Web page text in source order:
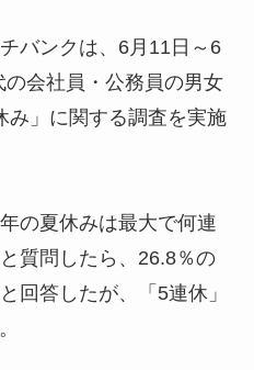
バンクは、6月11日～6
の会社員・公務員の男女
み」に関する調査を実施
の夏休みは最大で何連
質問したら、26.8％の
回答したが、「5連休」